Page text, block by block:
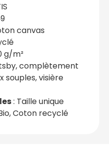
canvas
g/m²
complètement
souples, visière
: Taille unique
Coton recyclé